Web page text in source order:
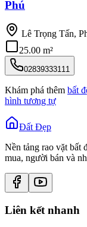
Phú
Lê Trọng Tấn,
25.00 m²
02839333111
Khám phá thêm bất
hình tương tự
Đất Đẹp
Nền tảng rao vặt bất
mua, người bán và
Liên kết nhanh